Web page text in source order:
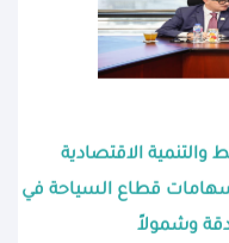
والتنمية الاقتصادية
قطاع السياحة في
دقة وشمولاً